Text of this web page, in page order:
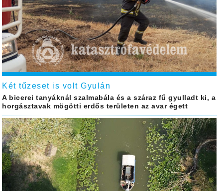
Két tűzeset is volt Gyulán
A bicerei tanyáknál szalmabála és a száraz fű gyulladt ki, a
horgásztavak mögötti erdős területen az avar égett